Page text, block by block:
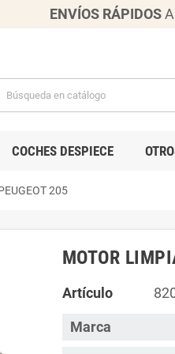
ENVÍOS RÁPIDOS
COCHES DESPIECE
205
MOTOR
Artículo
Marca